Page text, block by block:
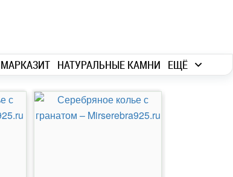
МАРКАЗИТ НАТУРАЛЬНЫЕ КАМНИ ЕЩЁ